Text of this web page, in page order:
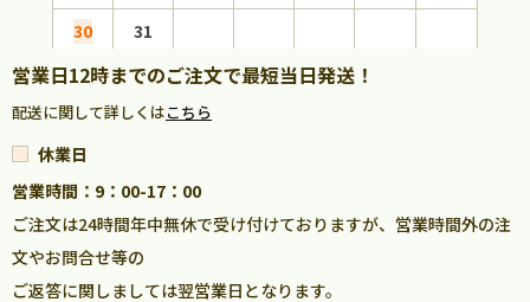
30
31
営業日12時までのご注文で最短当日発送！
配送に関して詳しくはこちら
休業日
営業時間：9：00-17：00
ご注文は24時間年中無休で受け付けておりますが、営業時間外の注
文やお問合せ等の
ご返答に関しましては翌営業日となります。